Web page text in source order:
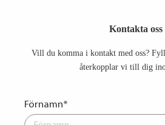
Kontakta oss
Vill du komma i kontakt med oss?
återkopplar vi till dig
Förnamn*